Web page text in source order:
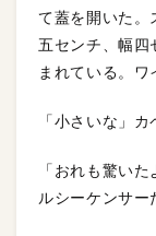
て蓋を開いた。
五センチ、幅四
まれている。ワ
「小さいな」
「おれも驚い
ルシーケンサー